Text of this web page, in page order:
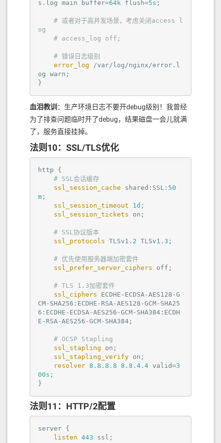
s.log main buffer=64k flush=5s ;
# 或者对于高并发场景，考虑关闭access l
og
# access_log off;
# 错误日志级别
error_log /var/log/nginx/error.l
og warn ;
}
血泪教训 ：生产环境日志不要开debug级别！我曾经
为了排查问题临时开了debug，结果磁盘一会儿就满
了，服务直接挂掉。
法则10：SSL/TLS优化
http {
# SSL会话缓存
ssl_session_cache shared:SSL: 50
m ;
ssl_session_timeout
1d ;
ssl_session_tickets
on ;
# SSL协议版本
ssl_protocols TLSv1. 2 TLSv1. 3 ;
# 优先使用服务器端加密套件
ssl_prefer_server_ciphers
off ;
# TLS 1.3加密套件
ssl_ciphers ECDHE-ECDSA-AES128-G
CM-SHA256:ECDHE-RSA-AES128-GCM-SHA25
6:ECDHE-ECDSA-AES256-GCM-SHA384:ECDH
E-RSA-AES256-GCM-SHA384;
# OCSP Stapling
ssl_stapling
on ;
ssl_stapling_verify on ;
resolver 8.8.8.8 8.8.4.4 valid=3
00s ;
}
法则11：HTTP/2配置
server {
listen 443 ssl;